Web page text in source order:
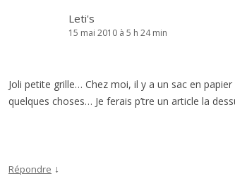
Leti's
15 mai 2010 à 5 h 24 min
Joli petite grille… Chez moi, il y a un sac en
quelques choses… Je ferais p’tre un article la
Répondre ↓